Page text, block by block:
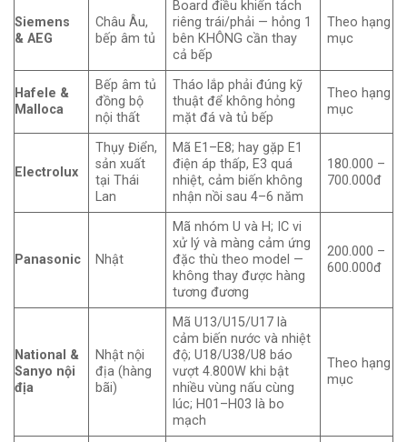
Siemens
& AEG
Châu Âu,
bếp âm tủ
Board điều khiển tách
riêng trái/phải — hỏng 1
bên KHÔNG cần thay
cả bếp
Theo hạng
mục
Hafele &
Malloca
Bếp âm tủ
đồng bộ
nội thất
Tháo lắp phải đúng kỹ
thuật để không hỏng
mặt đá và tủ bếp
Theo hạng
mục
Electrolux
Thụy Điển,
sản xuất
tại Thái
Lan
Mã E1–E8; hay gặp E1
điện áp thấp, E3 quá
nhiệt, cảm biến không
nhận nồi sau 4–6 năm
180.000 –
700.000đ
Panasonic Nhật
Mã nhóm U và H; IC vi
xử lý và màng cảm ứng
đặc thù theo model —
không thay được hàng
tương đương
200.000 –
600.000đ
National &
Sanyo nội
địa
Nhật nội
địa (hàng
bãi)
Mã U13/U15/U17 là
cảm biến nước và nhiệt
độ; U18/U38/U8 báo
vượt 4.800W khi bật
nhiều vùng nấu cùng
lúc; H01–H03 là bo
mạch
Theo hạng
mục